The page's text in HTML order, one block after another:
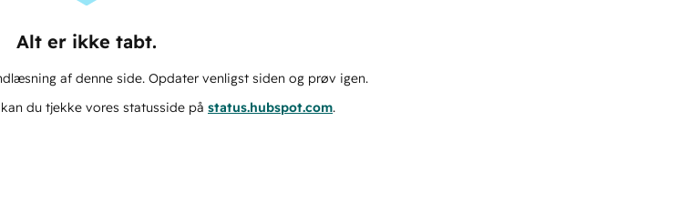
Alt er ikke tabt.
af denne side. Opdater venligst siden og prøv igen.
du tjekke vores statusside på status.hubspot.com.